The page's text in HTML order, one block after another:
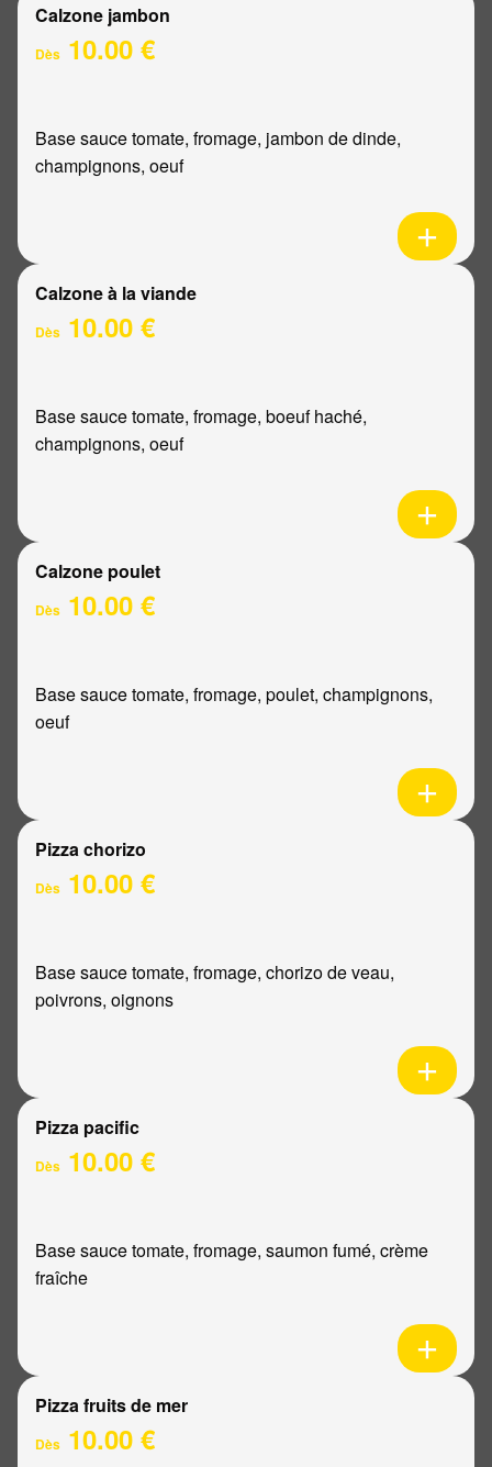
Calzone jambon
Dès 10.00 €
Base sauce tomate, fromage, jambon de dinde,
champignons, oeuf
Calzone à la viande
Dès 10.00 €
Base sauce tomate, fromage, boeuf haché,
champignons, oeuf
Calzone poulet
Dès 10.00 €
Base sauce tomate, fromage, poulet, champignons,
oeuf
Pizza chorizo
Dès 10.00 €
Base sauce tomate, fromage, chorizo de veau,
poivrons, oignons
Pizza pacific
Dès 10.00 €
Base sauce tomate, fromage, saumon fumé, crème
fraîche
Pizza fruits de mer
Dès 10.00 €